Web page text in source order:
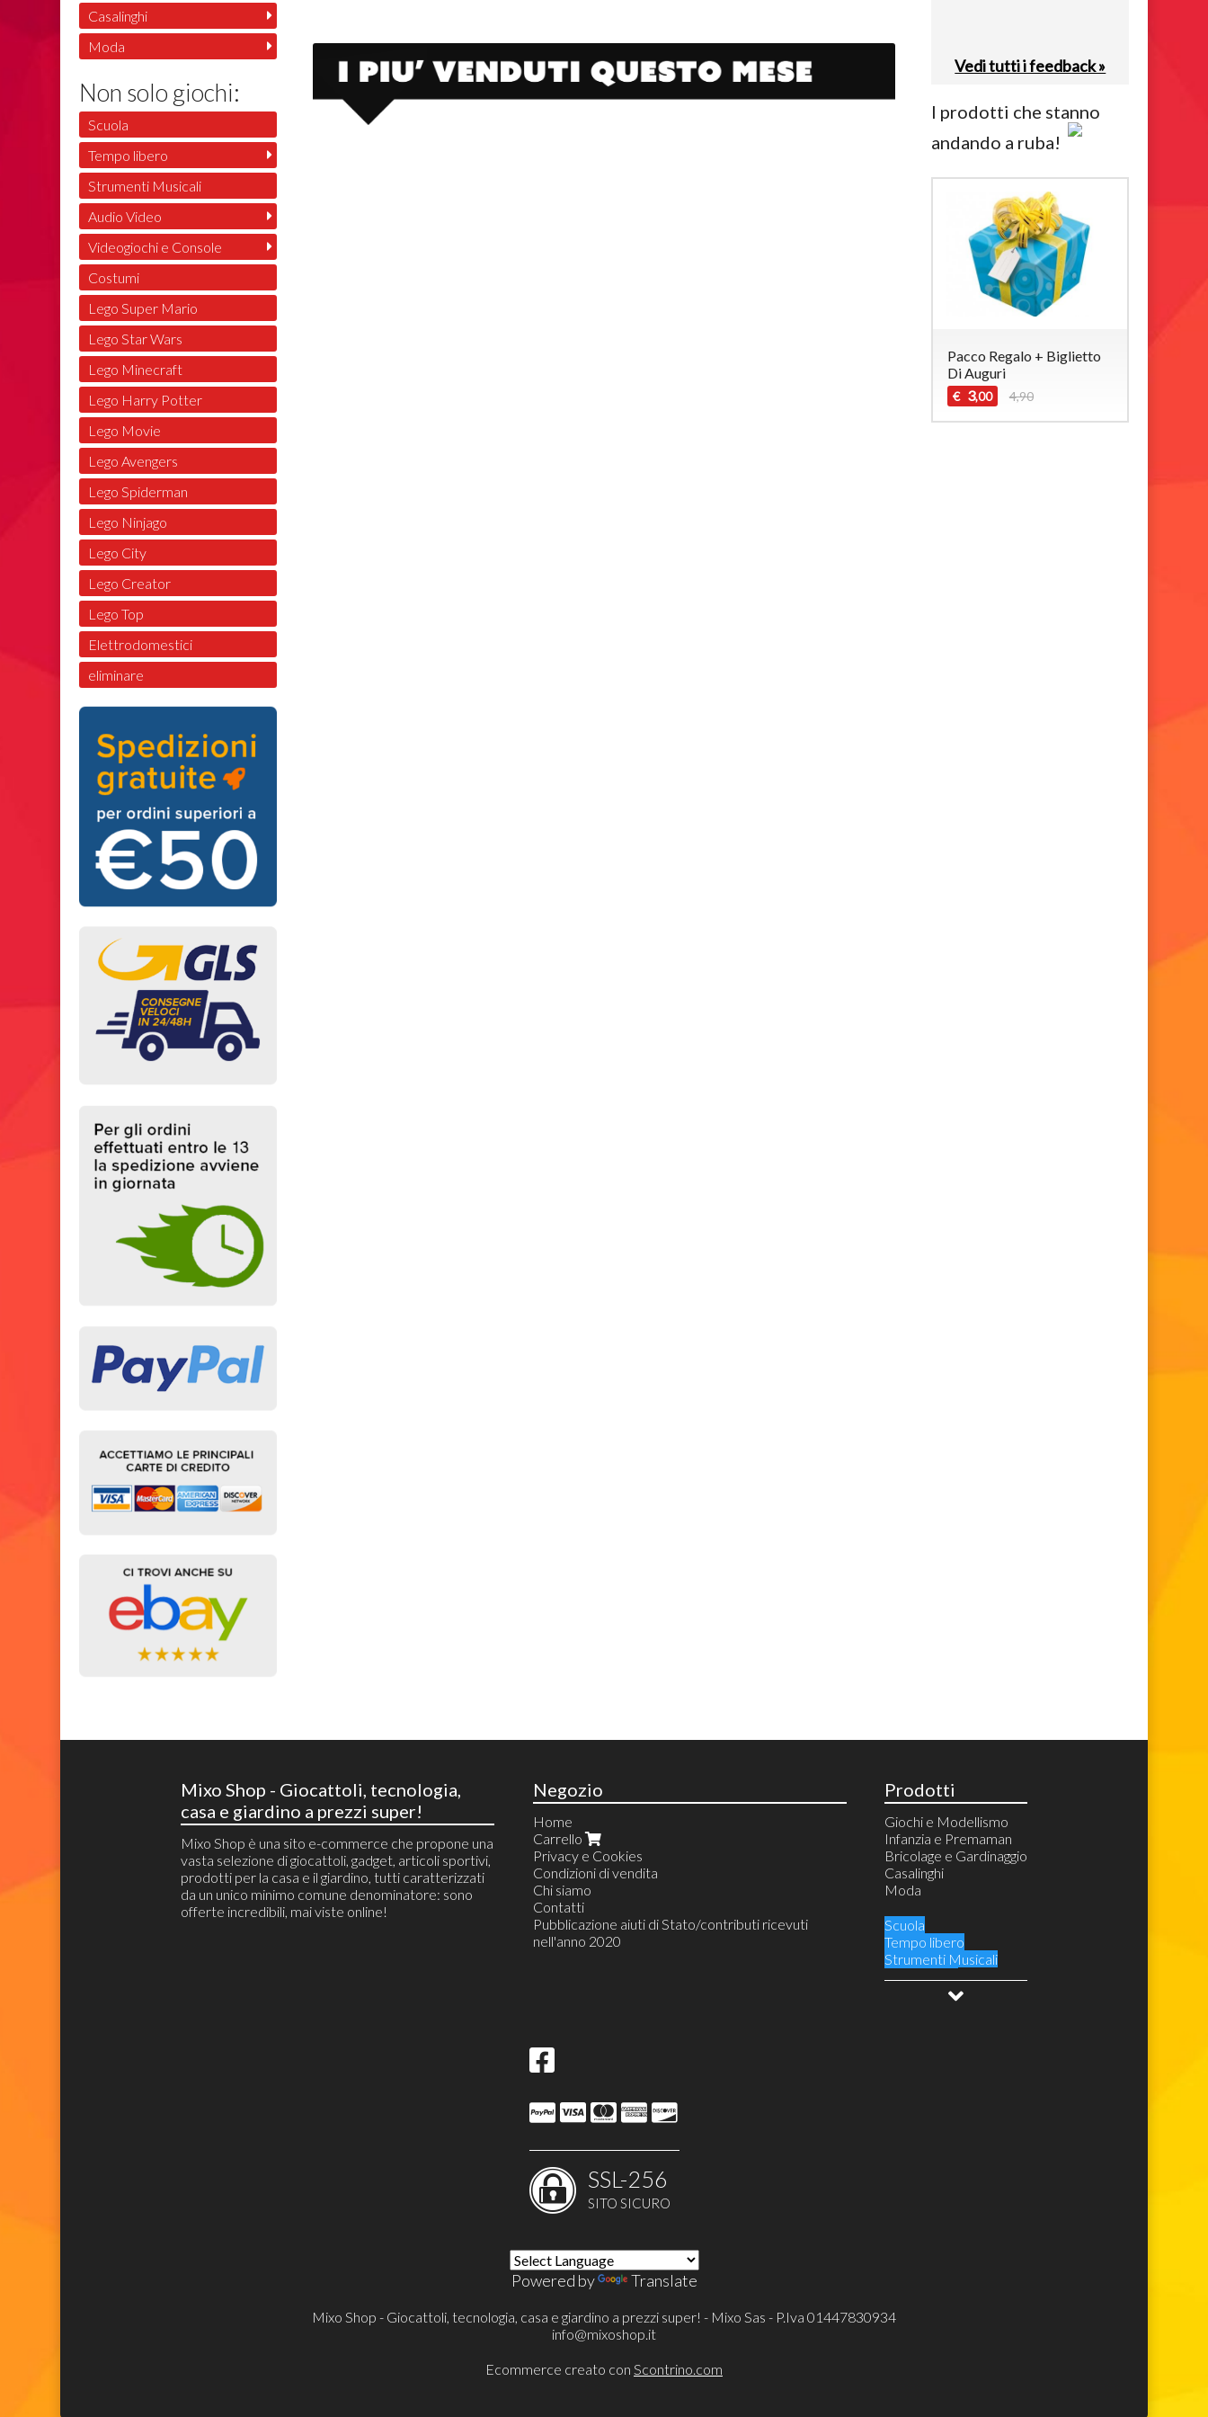
Casalinghi
Moda
Non solo giochi:
Scuola
Tempo libero
Strumenti Musicali
Audio Video
Videogiochi e Console
Costumi
Lego Super Mario
Lego Star Wars
Lego Minecraft
Lego Harry Potter
Lego Movie
Lego Avengers
Lego Spiderman
Lego Ninjago
Lego City
Lego Creator
Lego Top
Elettrodomestici
eliminare
Vedi tutti i feedback »
I prodotti che stanno
andando a ruba!
Pacco Regalo + Biglietto
Di Auguri
€ 3,00 4,90
Mixo Shop - Giocattoli, tecnologia,
casa e giardino a prezzi super!
Mixo Shop è una sito e-commerce che propone una
vasta selezione di giocattoli, gadget, articoli sportivi,
prodotti per la casa e il giardino, tutti caratterizzati
da un unico minimo comune denominatore: sono
offerte incredibili, mai viste online!
Negozio
Home
Carrello
Privacy e Cookies
Condizioni di vendita
Chi siamo
Contatti
Pubblicazione aiuti di Stato/contributi ricevuti
nell'anno 2020
Prodotti
Giochi e Modellismo
Infanzia e Premaman
Bricolage e Gardinaggio
Casalinghi
Moda
Scuola
Tempo libero
Strumenti Musicali
Videogiochi e Console
SSL-256
SITO SICURO
Powered by Translate
Mixo Shop - Giocattoli, tecnologia, casa e giardino a prezzi super! - Mixo Sas - P.Iva 01447830934
info@mixoshop.it
Ecommerce creato con Scontrino.com